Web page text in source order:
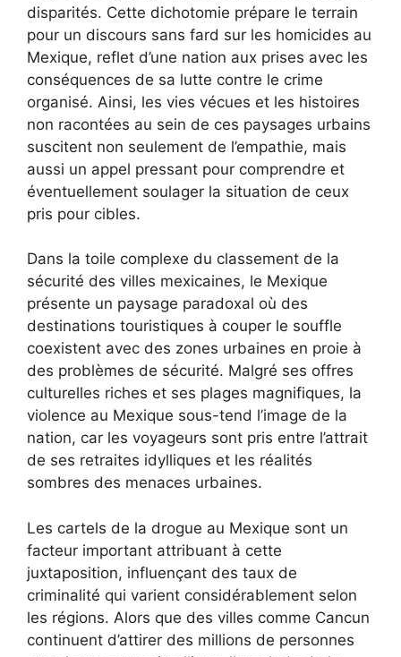
disparités. Cette dichotomie prépare le terrain
pour un discours sans fard sur les homicides au
Mexique, reflet d’une nation aux prises avec les
conséquences de sa lutte contre le crime
organisé. Ainsi, les vies vécues et les histoires
non racontées au sein de ces paysages urbains
suscitent non seulement de l’empathie, mais
aussi un appel pressant pour comprendre et
éventuellement soulager la situation de ceux
pris pour cibles.
Dans la toile complexe du classement de la
sécurité des villes mexicaines, le Mexique
présente un paysage paradoxal où des
destinations touristiques à couper le souffle
coexistent avec des zones urbaines en proie à
des problèmes de sécurité. Malgré ses offres
culturelles riches et ses plages magnifiques, la
violence au Mexique sous-tend l’image de la
nation, car les voyageurs sont pris entre l’attrait
de ses retraites idylliques et les réalités
sombres des menaces urbaines.
Les cartels de la drogue au Mexique sont un
facteur important attribuant à cette
juxtaposition, influençant des taux de
criminalité qui varient considérablement selon
les régions. Alors que des villes comme Cancun
continuent d’attirer des millions de personnes